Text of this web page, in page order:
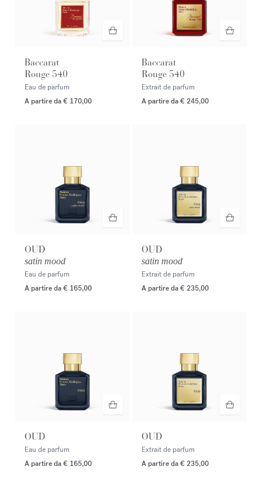
Baccarat
Rouge 540
Eau de parfum
A partire da€ 170,00
Baccarat
Rouge 540
Extrait de parfum
A partire da€ 245,00
OUD
satin mood
Eau de parfum
A partire da€ 165,00
OUD
satin mood
Extrait de parfum
A partire da€ 235,00
OUD
Eau de parfum
A partire da€ 165,00
OUD
Extrait de parfum
A partire da€ 235,00